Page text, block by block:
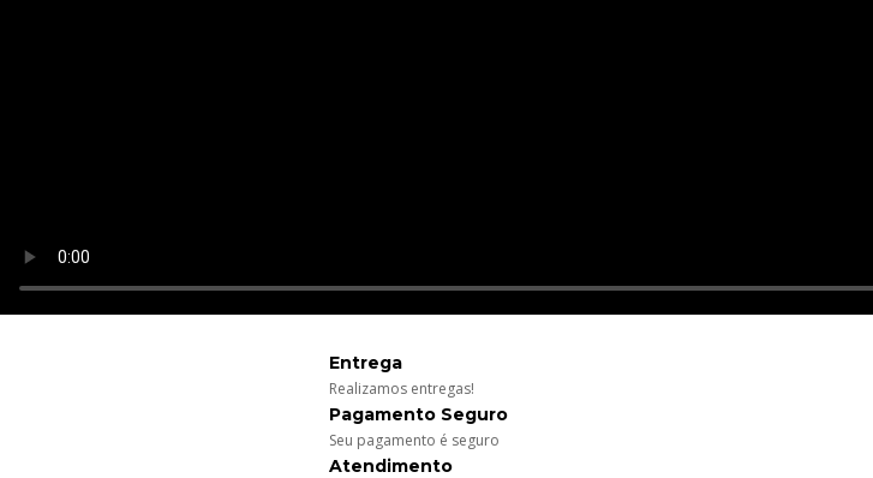
Entrega
Realizamos entregas!
Pagamento Seguro
Seu pagamento é seguro
Atendimento